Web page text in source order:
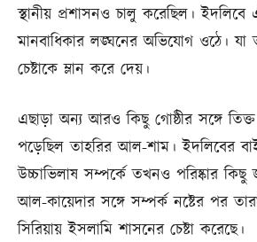
স্থানীয় প্রশাসনও চালু করেছিল। ইদলিবে
মানবাধিকার লঙ্ঘনের অভিযোগ ওঠে। যা
চেষ্টাকে ম্লান করে দেয়।
এছাড়া অন্য আরও কিছু গোষ্ঠীর সঙ্গে
পড়েছিল তাহরির আল-শাম। ইদলিবের
উচ্চাভিলাষ সম্পর্কে তখনও পরিষ্কার কিছু
আল-কায়েদার সঙ্গে সম্পর্ক নষ্টের পর
সিরিয়ায় ইসলামি শাসনের চেষ্টা করেছে।